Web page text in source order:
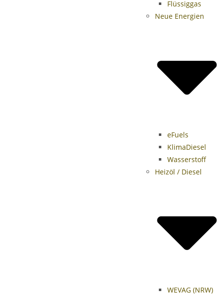
Flüssiggas
Neue Energien
eFuels
KlimaDiesel
Wasserstoff
Heizöl / Diesel
WEVAG (NRW)